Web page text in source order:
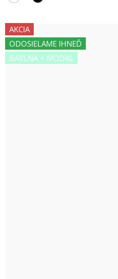
AKCIA
ODOSIELAME IHNEĎ
BAVLNA + MODAL